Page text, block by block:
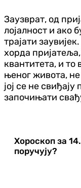
Заузврат, од
лојалност и ако
трајати
хорда
квантитета, и то
њеног живота,
јој се не
започињати
Хороскоп за
поручују?